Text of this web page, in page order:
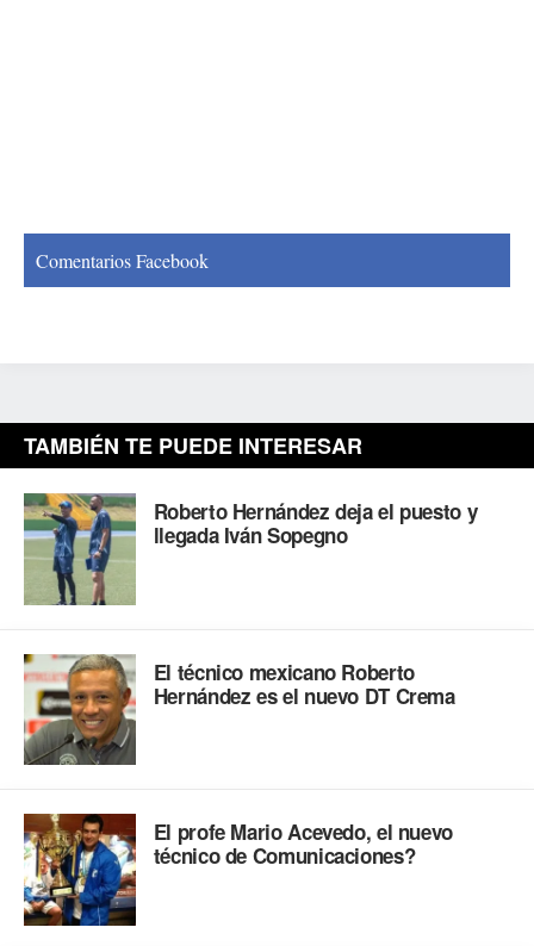
Comentarios Facebook
TAMBIÉN TE PUEDE INTERESAR
Roberto Hernández deja el puesto y
llegada Iván Sopegno
El técnico mexicano Roberto
Hernández es el nuevo DT Crema
El profe Mario Acevedo, el nuevo
técnico de Comunicaciones?